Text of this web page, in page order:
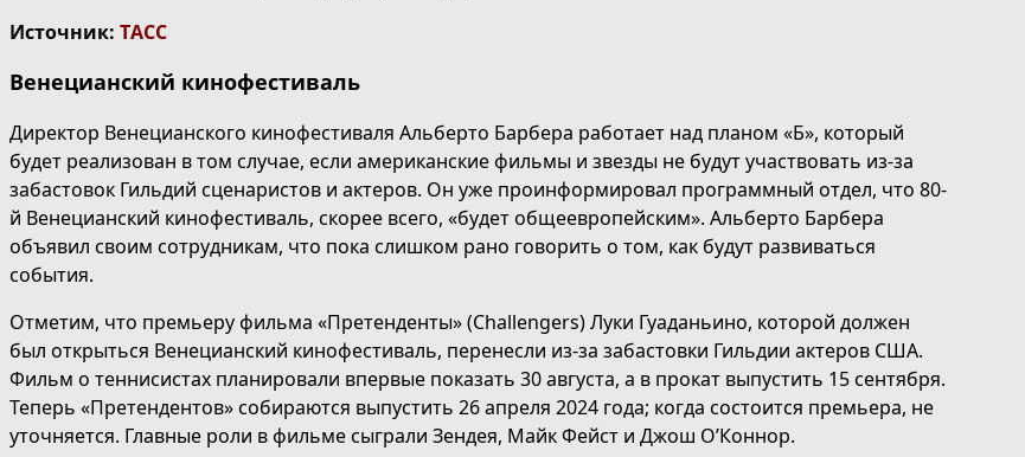
Источник: ТАСС
Венецианский кинофестиваль
Директор Венецианского кинофестиваля Альберто Барбера работает над планом «Б», который
будет реализован в том случае, если американские фильмы и звезды не будут участвовать из-за
забастовок Гильдий сценаристов и актеров. Он уже проинформировал программный отдел, что 80-
й Венецианский кинофестиваль, скорее всего, «будет общеевропейским». Альберто Барбера
объявил своим сотрудникам, что пока слишком рано говорить о том, как будут развиваться
события.
Отметим, что премьеру фильма «Претенденты» (Challengers) Луки Гуаданьино, которой должен
был открыться Венецианский кинофестиваль, перенесли из-за забастовки Гильдии актеров США.
Фильм о теннисистах планировали впервые показать 30 августа, а в прокат выпустить 15 сентября.
Теперь «Претендентов» собираются выпустить 26 апреля 2024 года; когда состоится премьера, не
уточняется. Главные роли в фильме сыграли Зендея, Майк Фейст и Джош О’Коннор.